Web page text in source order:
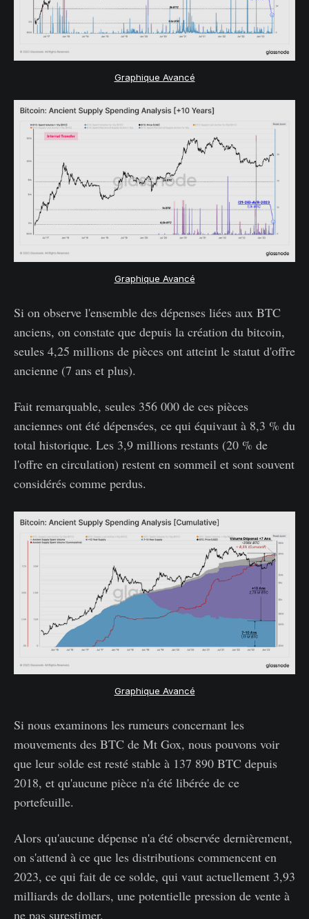
Graphique Avancé
Graphique Avancé
Si on observe l'ensemble des dépenses liées aux BTC
anciens, on constate que depuis la création du bitcoin,
seules 4,25 millions de pièces ont atteint le statut d'offre
ancienne (7 ans et plus).
Fait remarquable, seules 356 000 de ces pièces
anciennes ont été dépensées, ce qui équivaut à 8,3 % du
total historique. Les 3,9 millions restants (20 % de
l'offre en circulation) restent en sommeil et sont souvent
considérés comme perdus.
Graphique Avancé
Si nous examinons les rumeurs concernant les
mouvements des BTC de Mt Gox, nous pouvons voir
que leur solde est resté stable à 137 890 BTC depuis
2018, et qu'aucune pièce n'a été libérée de ce
portefeuille.
Alors qu'aucune dépense n'a été observée dernièrement,
on s'attend à ce que les distributions commencent en
2023, ce qui fait de ce solde, qui vaut actuellement 3,93
milliards de dollars, une potentielle pression de vente à
ne pas surestimer.